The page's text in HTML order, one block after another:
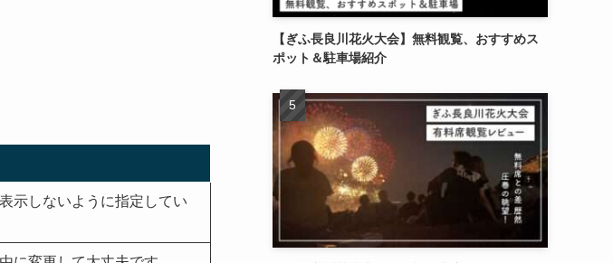
示しないように指定してい
【ぎふ長良川花火大会】無料観覧、おすすめス
ポット＆駐車場紹介